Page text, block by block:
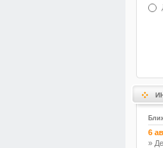
6
»